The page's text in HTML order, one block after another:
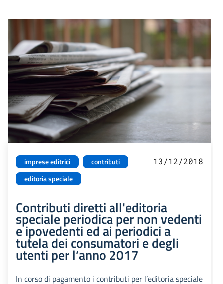
imprese editrici
contributi
editoria speciale
13/12/2018
Contributi diretti all'editoria
speciale periodica per non vedenti
e ipovedenti ed ai periodici a
tutela dei consumatori e degli
utenti per l’anno 2017
In corso di pagamento i contributi per l’editoria speciale